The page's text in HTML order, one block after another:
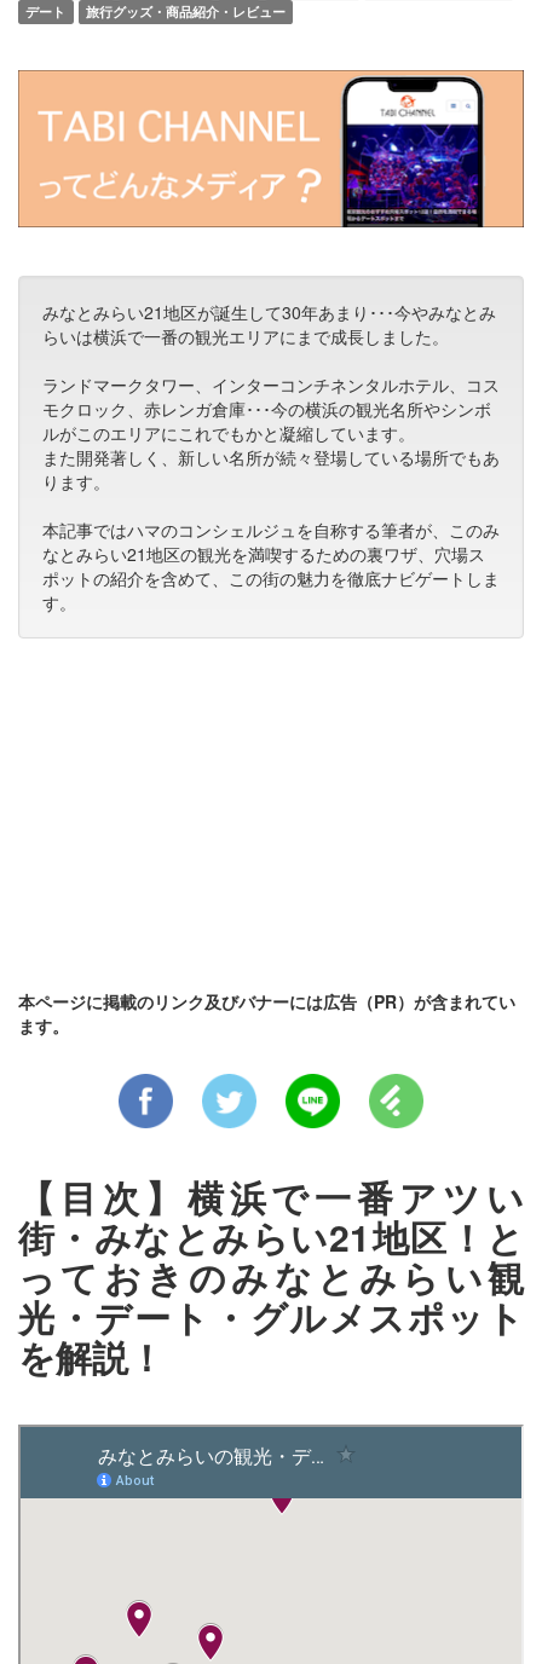
デート
旅行グッズ・商品紹介・レビュー
みなとみらい21地区が誕生して30年あまり･･･今やみなとみ
らいは横浜で一番の観光エリアにまで成長しました。
ランドマークタワー、インターコンチネンタルホテル、コス
モクロック、赤レンガ倉庫･･･今の横浜の観光名所やシンボ
ルがこのエリアにこれでもかと凝縮しています。
また開発著しく、新しい名所が続々登場している場所でもあ
ります。
本記事ではハマのコンシェルジュを自称する筆者が、このみ
なとみらい21地区の観光を満喫するための裏ワザ、穴場ス
ポットの紹介を含めて、この街の魅力を徹底ナビゲートしま
す。
本ページに掲載のリンク及びバナーには広告（PR）が含まれてい
ます。
【目次】横浜で一番アツい
街・みなとみらい21地区！と
っておきのみなとみらい観
光・デート・グルメスポット
を解説！